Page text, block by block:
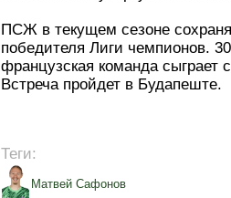
ПСЖ в текущем сезоне
победителя Лиги чемпионов.
французская команда сыграет
Встреча пройдет в Будапеште.
Теги:
Матвей Сафонов